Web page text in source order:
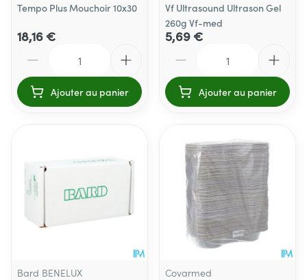
Tempo Plus Mouchoir 10x30
18,16 €
Ajouter au panier
Vf Ultrasound Ultrason Gel
260g Vf-med
5,69 €
Ajouter au panier
Bard BENELUX
Covarmed